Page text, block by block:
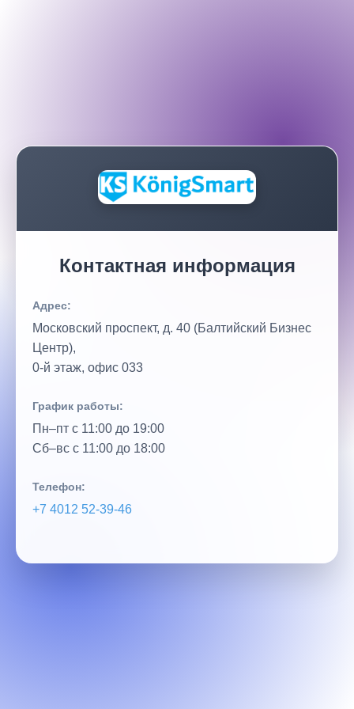
Контактная информация
Адрес:
Московский проспект, д. 40 (Балтийский Бизнес
Центр),
0‑й этаж, офис 033
График работы:
Пн–пт с 11:00 до 19:00
Сб–вс с 11:00 до 18:00
Телефон:
+7 4012 52‑39‑46